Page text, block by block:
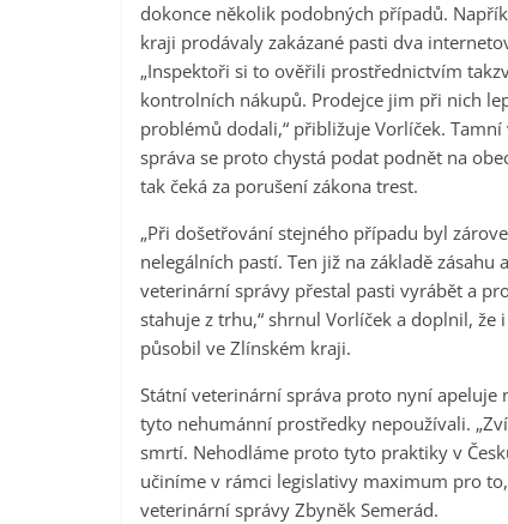
dokonce několik podobných případů.
kraji prodávaly zakázané pasti dva
„Inspektoři si to ověřili prostřednictvím
kontrolních nákupů. Prodejce jim při nich
problémů dodali,“ přibližuje Vorlíček.
správa se proto chystá podat podnět na
tak čeká za porušení zákona trest.
„Při došetřování stejného případu byl
nelegálních pastí. Ten již na základě zásahu
veterinární správy přestal pasti vyrábět a
stahuje z trhu,“ shrnul Vorlíček a doplnil, že
působil ve Zlínském kraji.
Státní veterinární správa proto nyní apeluje
tyto nehumánní prostředky nepoužívali.
smrtí. Nehodláme proto tyto praktiky v
učiníme v rámci legislativy maximum pro
veterinární správy Zbyněk Semerád.